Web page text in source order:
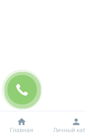
Добробут
Главная Личный